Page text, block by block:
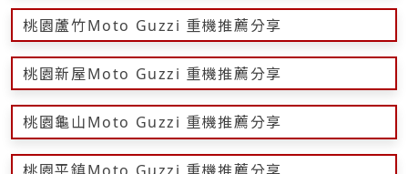
桃園蘆竹Moto Guzzi 重機推薦分享
桃園新屋Moto Guzzi 重機推薦分享
桃園龜山Moto Guzzi 重機推薦分享